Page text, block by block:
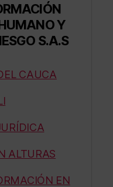
Y
S.A.S
CAUCA
ALTURAS
EN